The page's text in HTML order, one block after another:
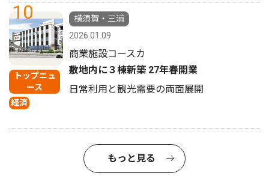
10
トップニュ
ース
経済
横須賀・三浦
2026.01.09
商業施設コースカ
敷地内に３棟新築 27年春開業
日常利用と観光需要の両面展開
もっと見る